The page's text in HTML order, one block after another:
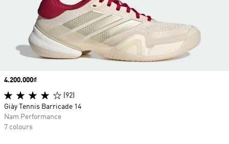
Price
4.200.000₫
(92)
Giày Tennis Barricade 14
Nam Performance
7 colours